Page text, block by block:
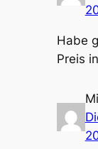
Habe
Preis